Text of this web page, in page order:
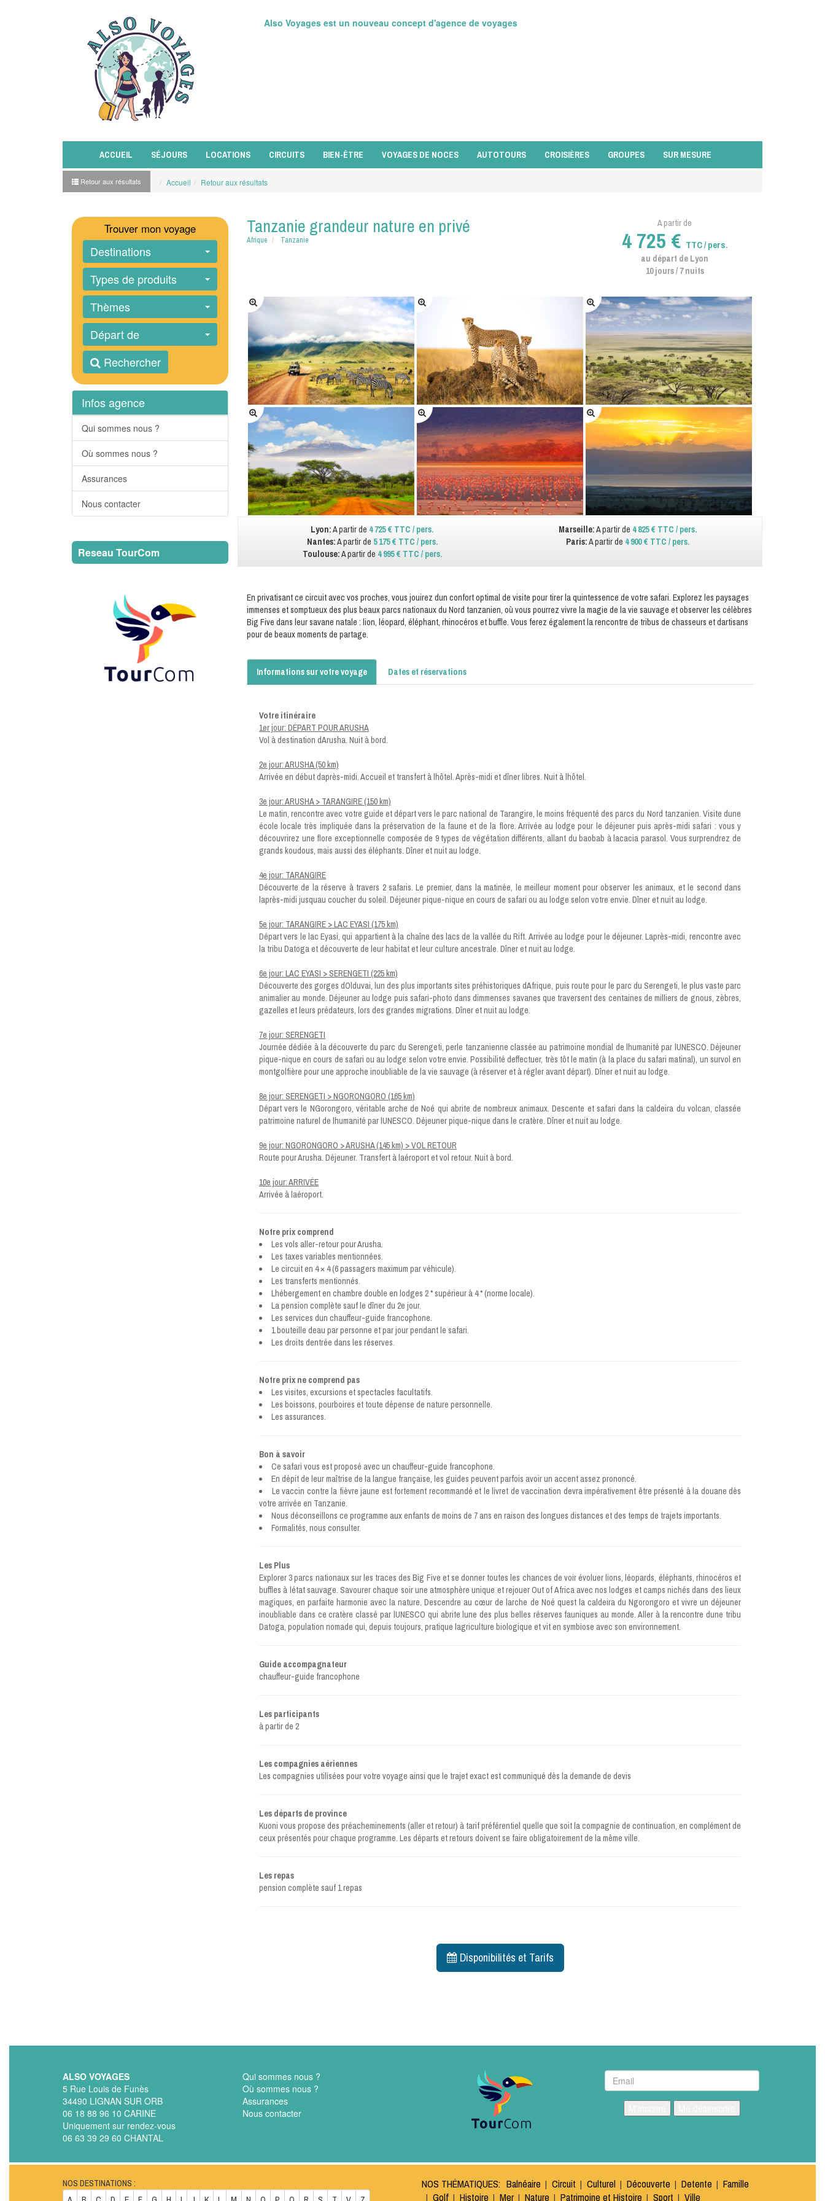
Also Voyages est un nouveau concept d'agence de voyages
ACCUEIL SÉJOURS LOCATIONS CIRCUITS BIEN-ÊTRE VOYAGES DE NOCES AUTOTOURS CROISIÈRES GROUPES SUR MESURE
Retour aux résultats Accueil Retour aux résultats
Tanzanie grandeur nature en privé
Afrique Tanzanie
A partir de
4 725 € TTC / pers.
au départ de Lyon
10 jours / 7 nuits
Lyon:A partir de 4 725 € TTC / pers. Marseille:A partir de 4 825 € TTC / pers.
Nantes:A partir de 5 175 € TTC / pers. Paris:A partir de 4 900 € TTC / pers.
Toulouse:A partir de 4 995 € TTC / pers.
En privatisant ce circuit avec vos proches, vous jouirez dun confort optimal de visite pour tirer la quintessence de votre safari. Explorez les paysages
immenses et somptueux des plus beaux parcs nationaux du Nord tanzanien, où vous pourrez vivre la magie de la vie sauvage et observer les célèbres
Big Five dans leur savane natale : lion, léopard, éléphant, rhinocéros et buffle. Vous ferez également la rencontre de tribus de chasseurs et dartisans
pour de beaux moments de partage.
Informations sur votre voyage Dates et réservations
Votre itinéraire
1er jour: DÉPART POUR ARUSHA
Vol à destination dArusha. Nuit à bord.
2e jour: ARUSHA (50 km)
Arrivée en début daprès-midi. Accueil et transfert à lhôtel. Après-midi et dîner libres. Nuit à lhôtel.
3e jour: ARUSHA > TARANGIRE (150 km)
Le matin, rencontre avec votre guide et départ vers le parc national de Tarangire, le moins fréquenté des parcs du Nord tanzanien. Visite dune
école locale très impliquée dans la préservation de la faune et de la flore. Arrivée au lodge pour le déjeuner puis après-midi safari : vous y
découvrirez une flore exceptionnelle composée de 9 types de végétation différents, allant du baobab à lacacia parasol. Vous surprendrez de
grands koudous, mais aussi des éléphants. Dîner et nuit au lodge.
4e jour: TARANGIRE
Découverte de la réserve à travers 2 safaris. Le premier, dans la matinée, le meilleur moment pour observer les animaux, et le second dans
laprès-midi jusquau coucher du soleil. Déjeuner pique-nique en cours de safari ou au lodge selon votre envie. Dîner et nuit au lodge.
5e jour: TARANGIRE > LAC EYASI (175 km)
Départ vers le lac Eyasi, qui appartient à la chaîne des lacs de la vallée du Rift. Arrivée au lodge pour le déjeuner. Laprès-midi, rencontre avec
la tribu Datoga et découverte de leur habitat et leur culture ancestrale. Dîner et nuit au lodge.
6e jour: LAC EYASI > SERENGETI (225 km)
Découverte des gorges dOlduvai, lun des plus importants sites préhistoriques dAfrique, puis route pour le parc du Serengeti, le plus vaste parc
animalier au monde. Déjeuner au lodge puis safari-photo dans dimmenses savanes que traversent des centaines de milliers de gnous, zèbres,
gazelles et leurs prédateurs, lors des grandes migrations. Dîner et nuit au lodge.
7e jour: SERENGETI
Journée dédiée à la découverte du parc du Serengeti, perle tanzanienne classée au patrimoine mondial de lhumanité par lUNESCO. Déjeuner
pique-nique en cours de safari ou au lodge selon votre envie. Possibilité deffectuer, très tôt le matin (à la place du safari matinal), un survol en
montgolfière pour une approche inoubliable de la vie sauvage (à réserver et à régler avant départ). Dîner et nuit au lodge.
8e jour: SERENGETI > NGORONGORO (165 km)
Départ vers le NGorongoro, véritable arche de Noé qui abrite de nombreux animaux. Descente et safari dans la caldeira du volcan, classée
patrimoine naturel de lhumanité par lUNESCO. Déjeuner pique-nique dans le cratère. Dîner et nuit au lodge.
9e jour: NGORONGORO > ARUSHA (145 km) > VOL RETOUR
Route pour Arusha. Déjeuner. Transfert à laéroport et vol retour. Nuit à bord.
10e jour: ARRIVÉE
Arrivée à laéroport.
Notre prix comprend
Les vols aller-retour pour Arusha.
Les taxes variables mentionnées.
Le circuit en 4 × 4 (6 passagers maximum par véhicule).
Les transferts mentionnés.
Lhébergement en chambre double en lodges 2 * supérieur à 4 * (norme locale).
La pension complète sauf le dîner du 2e jour.
Les services dun chauffeur-guide francophone.
1 bouteille deau par personne et par jour pendant le safari.
Les droits dentrée dans les réserves.
Notre prix ne comprend pas
Les visites, excursions et spectacles facultatifs.
Les boissons, pourboires et toute dépense de nature personnelle.
Les assurances.
Bon à savoir
Ce safari vous est proposé avec un chauffeur-guide francophone.
En dépit de leur maîtrise de la langue française, les guides peuvent parfois avoir un accent assez prononcé.
Le vaccin contre la fièvre jaune est fortement recommandé et le livret de vaccination devra impérativement être présenté à la douane dès
votre arrivée en Tanzanie.
Nous déconseillons ce programme aux enfants de moins de 7 ans en raison des longues distances et des temps de trajets importants.
Formalités, nous consulter.
Les Plus
Explorer 3 parcs nationaux sur les traces des Big Five et se donner toutes les chances de voir évoluer lions, léopards, éléphants, rhinocéros et
buffles à létat sauvage. Savourer chaque soir une atmosphère unique et rejouer Out of Africa avec nos lodges et camps nichés dans des lieux
magiques, en parfaite harmonie avec la nature. Descendre au cœur de larche de Noé quest la caldeira du Ngorongoro et vivre un déjeuner
inoubliable dans ce cratère classé par lUNESCO qui abrite lune des plus belles réserves fauniques au monde. Aller à la rencontre dune tribu
Datoga, population nomade qui, depuis toujours, pratique lagriculture biologique et vit en symbiose avec son environnement.
Guide accompagnateur
chauffeur-guide francophone
Les participants
à partir de 2
Les compagnies aériennes
Les compagnies utilisées pour votre voyage ainsi que le trajet exact est communiqué dès la demande de devis
Les départs de province
Kuoni vous propose des préacheminements (aller et retour) à tarif préférentiel quelle que soit la compagnie de continuation, en complément de
ceux présentés pour chaque programme. Les départs et retours doivent se faire obligatoirement de la même ville.
Les repas
pension complète sauf 1 repas
Disponibilités et Tarifs
Trouver mon voyage
Destinations
Types de produits
Thèmes
Départ de
Rechercher
Infos agence
Qui sommes nous ?
Où sommes nous ?
Assurances
Nous contacter
Reseau TourCom
ALSO VOYAGES
5 Rue Louis de Funès
34490 LIGNAN SUR ORB
06 18 88 96 10 CARINE
Uniquement sur rendez-vous
06 63 39 29 60 CHANTAL
Qui sommes nous ?
Où sommes nous ?
Assurances
Nous contacter
NOS DESTINATIONS :
NOS THÉMATIQUES: Balnéaire Circuit Culturel Découverte Detente
Famille
Golf
Histoire Mer Nature Patrimoine et Histoire Sport Ville